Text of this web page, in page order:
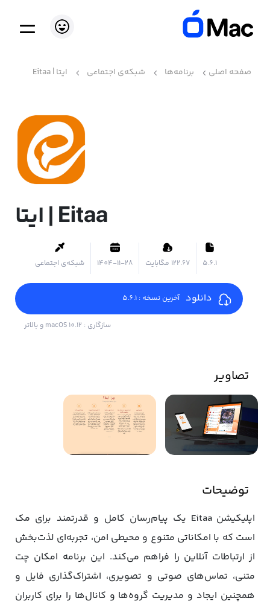
صفحه اصلی برنامه‌ها شبکه‌ی اجتماعی ایتا | Eitaa
ایتا | Eitaa
5.6.1 ۱۲۲.۶۷ مگابایت 1404-11-28 شبکه‌ی اجتماعی
دانلود آخرین نسخه : 5.6.1
سازگاری : macOS 10.12 و بالاتر
تصاویر
توضیحات
اپلیکیشن Eitaa یک پیام‌رسان کامل و قدرتمند برای مک
است که با امکاناتی متنوع و محیطی امن، تجربه‌ای لذت‌بخش
از ارتباطات آنلاین را فراهم می‌کند. این برنامه امکان چت
متنی، تماس‌های صوتی و تصویری، اشتراک‌گذاری فایل و
همچنین ایجاد و مدیریت گروه‌ها و کانال‌ها را برای کاربران